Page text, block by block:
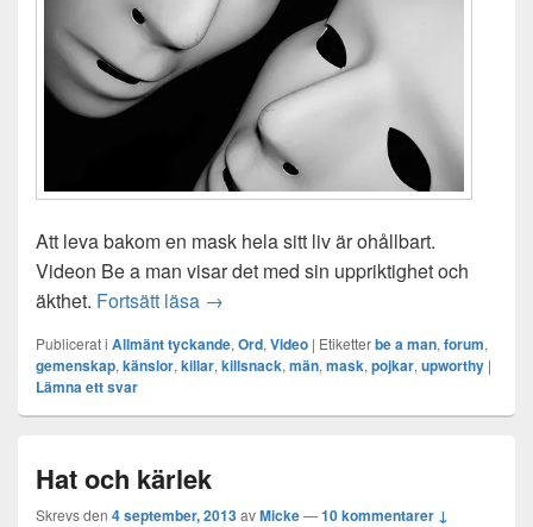
Att leva bakom en mask hela sitt liv är ohållbart.
Videon Be a man visar det med sin uppriktighet och
äkthet. Fortsätt läsa Be a man
→
Publicerat i Allmänt tyckande, Ord, Video | Etiketterbe a man, forum,
gemenskap, känslor, killar, killsnack, män, mask, pojkar, upworthy |
Lämna ett svar
Hat och kärlek
Skrevs den 4 september, 2013avMicke—10 kommentarer ↓